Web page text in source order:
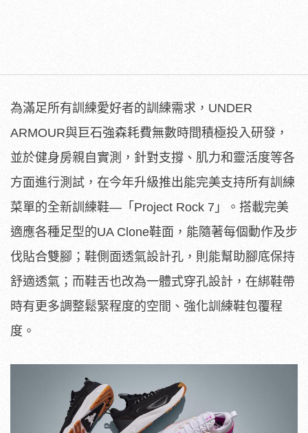
為滿足所有訓練愛好者的訓練需求，UNDER
ARMOUR與巨石強森耗費無數時間積極投入研發，
並於健身房親自實測，針對支撐、肌力和靈活度等各
方面進行測試，在今年升級推出能完美支持所有訓練
菜單的全新訓練鞋—「Project Rock 7」。搭載完美
適應各種足型的UA Clone鞋面，能隨著每個動作及步
伐貼合雙腳；鞋側面透氣設計孔，則能幫助腳底保持
舒適透氣；而鞋舌也改為一體式穿孔設計，在綁鞋帶
時有更多調整鬆緊程度的空間、強化訓練鞋包覆程
度。